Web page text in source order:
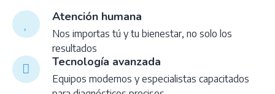
Atención humana
Nos importas tú y tu bienestar, no solo los
resultados
Tecnología avanzada
Equipos modernos y especialistas capacitados